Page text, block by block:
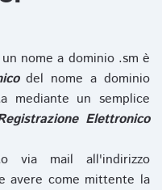
nome a dominio .sm è
del nome a dominio
mediante un semplice
Elettronico
via mail all'indirizzo
avere come mittente la